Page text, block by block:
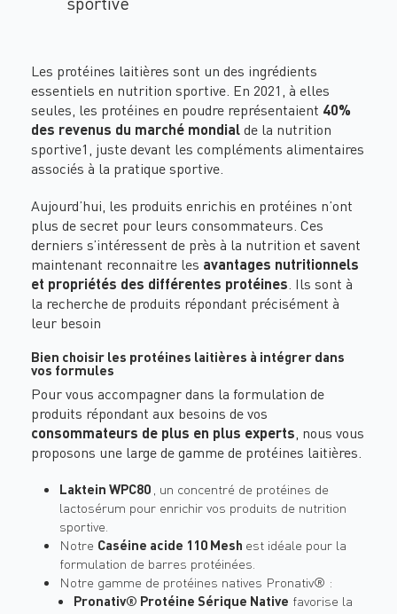
Les protéines laitières sont un des ingrédients
essentiels en nutrition sportive. En 2021, à elles
seules, les protéines en poudre représentaient 40%
des revenus du marché mondialde la nutrition
sportive1, juste devant les compléments alimentaires
associés à la pratique sportive.
Aujourd’hui, les produits enrichis en protéines n’ont
plus de secret pour leurs consommateurs. Ces
derniers s’intéressent de près à la nutrition et savent
maintenant reconnaitre les avantages nutritionnels
et propriétés des différentes protéines . Ils sont à
la recherche de produits répondant précisément à
leur besoin
Bien choisir les protéines laitières à intégrer dans
vos formules
Pour vous accompagner dans la formulation de
produits répondant aux besoins de vos
consommateurs de plus en plus experts , nous vous
proposons une large de gamme de protéines laitières.
Laktein WPC80 , un concentré de protéines de
lactosérum pour enrichir vos produits de nutrition
sportive.
Notre Caséine acide 110 Mesh est idéale pour la
formulation de barres protéinées.
Notre gamme de protéines natives Pronativ® :
Pronativ® Protéine Sérique Native favorise la